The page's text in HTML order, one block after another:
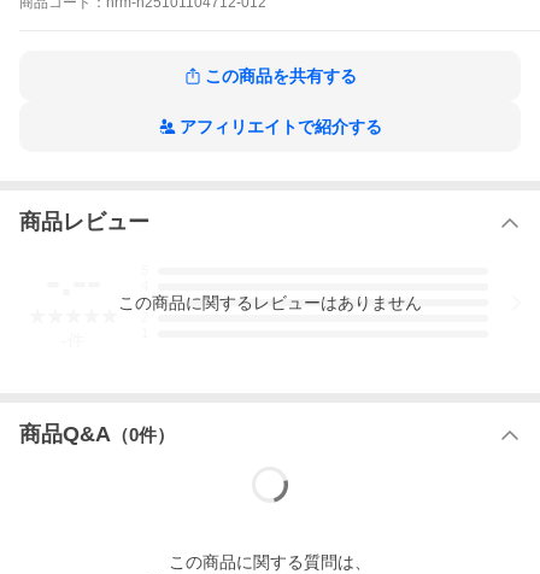
この商品を共有する
アフィリエイトで紹介する
商品レビュー
3
この商品に関するレビューはありません
商品Q&A （0件）
この商品に関する質問は、